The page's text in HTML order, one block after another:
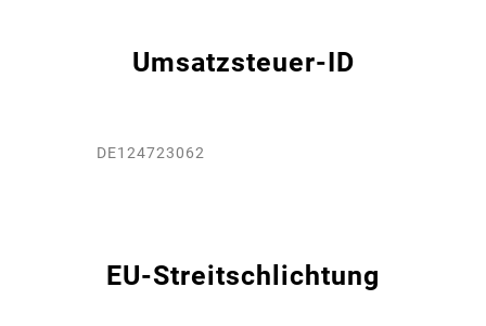
Umsatzsteuer-ID
DE124723062
EU-Streitschlichtung